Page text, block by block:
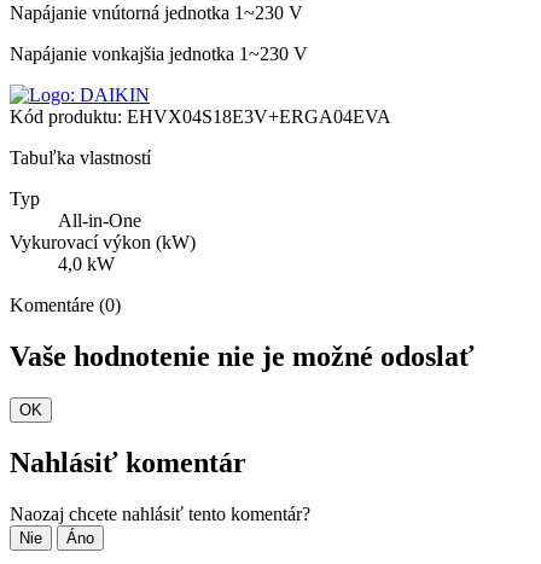
Napájanie vnútorná jednotka 1~230 V
Napájanie vonkajšia jednotka 1~230 V
Kód produktu: EHVX04S18E3V+ERGA04EVA
Tabuľka vlastností
Typ
All-in-One
Vykurovací výkon (kW)
4,0 kW
Komentáre (0)
Vaše hodnotenie nie je možné odoslať
OK
Nahlásiť komentár
Naozaj chcete nahlásiť tento komentár?
Nie Áno